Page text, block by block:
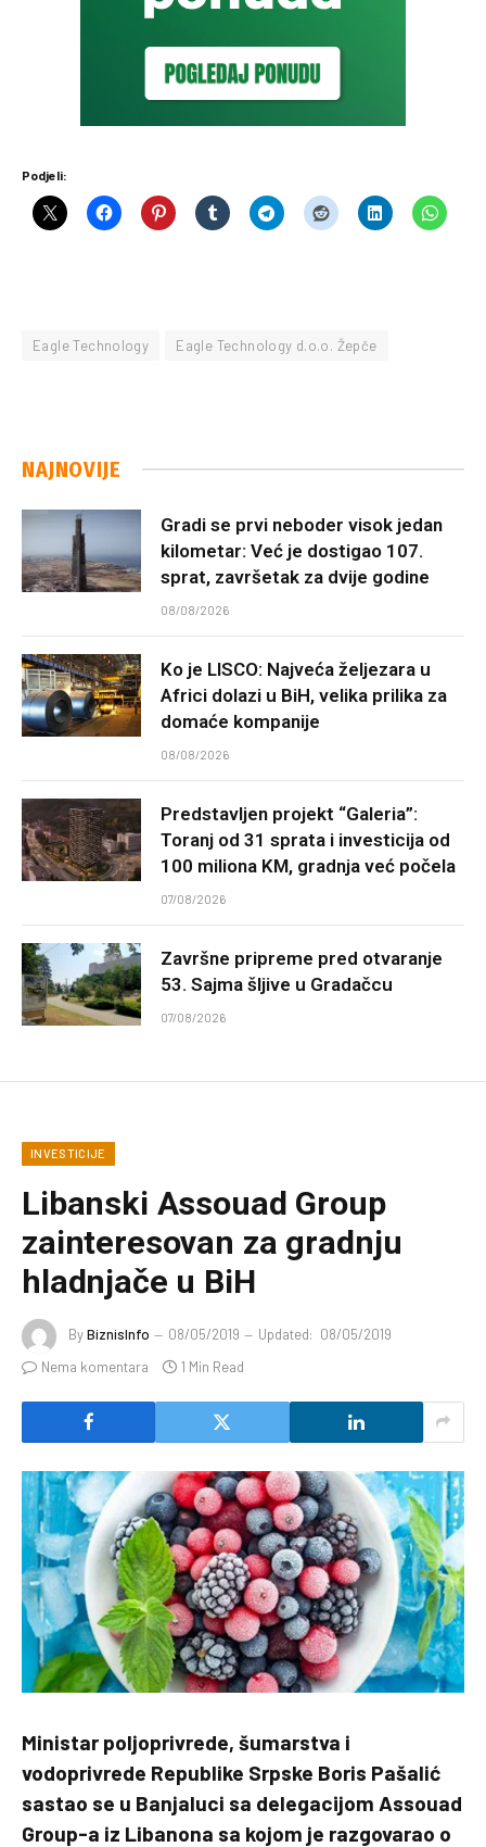
Podjeli:
Eagle Technology Eagle Technology d.o.o. Žepče
NAJNOVIJE
Gradi se prvi neboder visok jedan
kilometar: Već je dostigao 107.
sprat, završetak za dvije godine
08/08/2026
Ko je LISCO: Najveća željezara u
Africi dolazi u BiH, velika prilika za
domaće kompanije
08/08/2026
Predstavljen projekt “Galeria”:
Toranj od 31 sprata i investicija od
100 miliona KM, gradnja već počela
07/08/2026
Završne pripreme pred otvaranje
53. Sajma šljive u Gradačcu
07/08/2026
INVESTICIJE
Libanski Assouad Group
zainteresovan za gradnju
hladnjače u BiH
ByBiznisInfo 08/05/2019 Updated: 08/05/2019
Nema komentara
1 Min Read
Ministar poljoprivrede, šumarstva i
vodoprivrede Republike Srpske Boris Pašalić
sastao se u Banjaluci sa delegacijom Assouad
Group-a iz Libanona sa kojom je razgovarao o